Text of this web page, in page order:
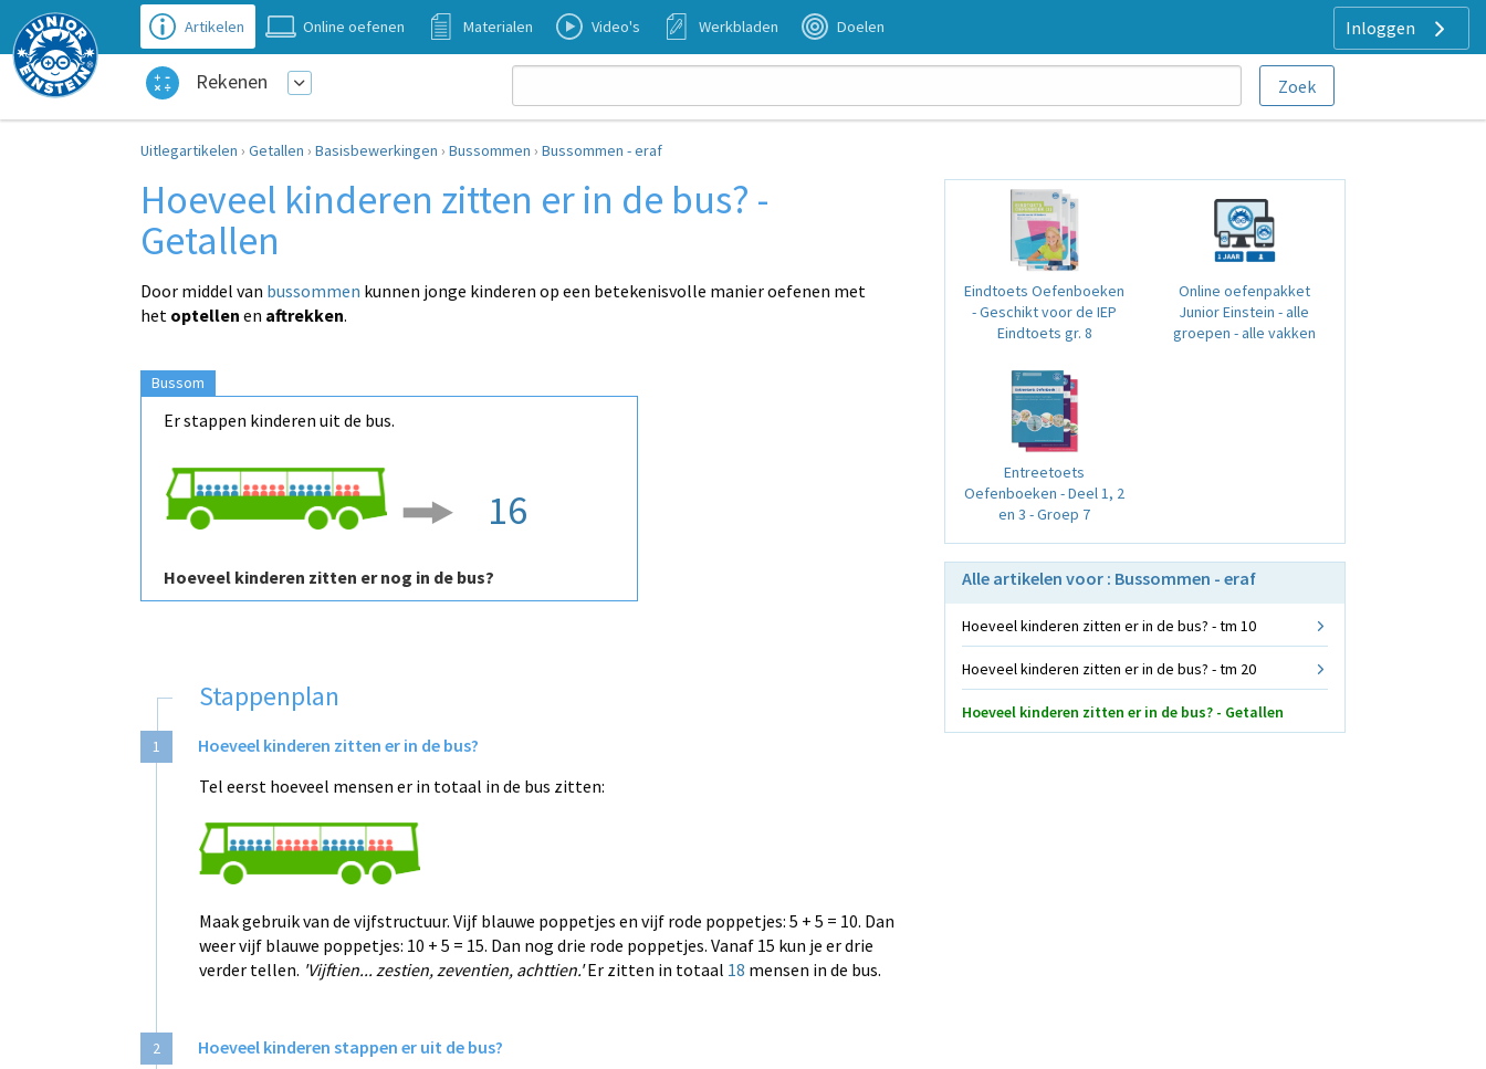
Inloggen
Artikelen Online oefenen Materialen Video's Werkbladen Doelen
Rekenen
Uitlegartikelen › Getallen › Basisbewerkingen › Bussommen › Bussommen - eraf
Hoeveel kinderen zitten er in de bus? -
Getallen
Door middel van bussommen kunnen jonge kinderen op een betekenisvolle manier oefenen met
het optellen en aftrekken.
Bussom
Er stappen kinderen uit de bus.
16
Hoeveel kinderen zitten er nog in de bus?
Stappenplan
1
Hoeveel kinderen zitten er in de bus?
Tel eerst hoeveel mensen er in totaal in de bus zitten:
Maak gebruik van de vijfstructuur. Vijf blauwe poppetjes en vijf rode poppetjes: 5 + 5 = 10. Dan
weer vijf blauwe poppetjes: 10 + 5 = 15. Dan nog drie rode poppetjes. Vanaf 15 kun je er drie
verder tellen. 'Vijftien... zestien, zeventien, achttien.'Er zitten in totaal 18 mensen in de bus.
2
Hoeveel kinderen stappen er uit de bus?
Eindtoets Oefenboeken
- Geschikt voor de IEP
Eindtoets gr. 8
Online oefenpakket
Junior Einstein - alle
groepen - alle vakken
Entreetoets
Oefenboeken - Deel 1, 2
en 3 - Groep 7
Alle artikelen voor : Bussommen - eraf
Hoeveel kinderen zitten er in de bus? - tm 10
Hoeveel kinderen zitten er in de bus? - tm 20
Hoeveel kinderen zitten er in de bus? - Getallen